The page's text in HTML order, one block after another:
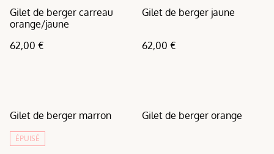
Gilet de berger carreau
orange/jaune
62,00 €
Gilet de berger jaune
62,00 €
Gilet de berger marron
ÉPUISÉ
Gilet de berger orange